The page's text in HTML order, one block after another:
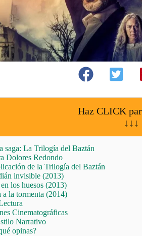
Haz CLICK
↓↓↓
saga: La Trilogía del Baztán
Dolores Redondo
de la Trilogía del Baztán
invisible (2013)
los huesos (2013)
a la tormenta (2014)
Cinematográficas
Narrativo
opinas?